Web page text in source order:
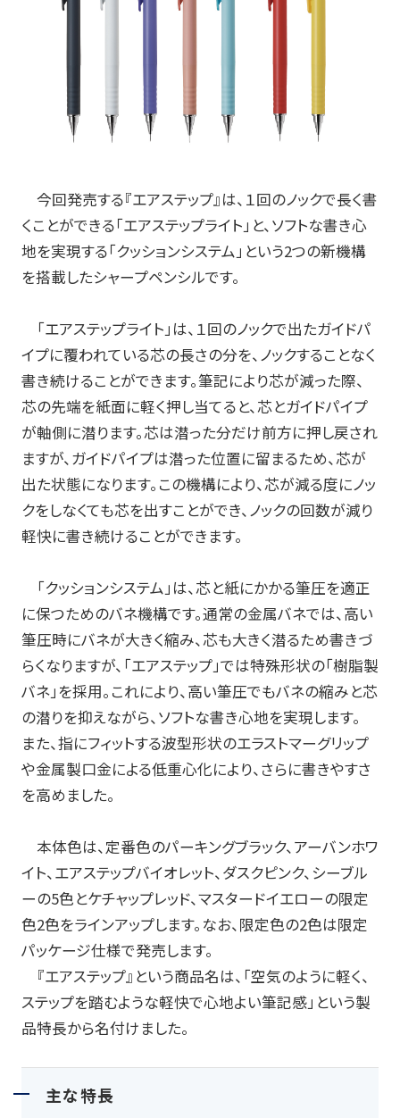
サステナビリティ情報
お知らせ
プレスリリース・新製品情報
ピックアップ
採用情報
よくある質問
お問い合わせ
筆記具修理
使用説明書
使い方動画
かく、がスキ English
今回発売する『エアステップ』は、１回のノックで長く書
くことができる「エアステップライト」と、ソフトな書き心
地を実現する「クッションシステム」という2つの新機構
を搭載したシャープペンシルです。
「エアステップライト」は、１回のノックで出たガイドパ
イプに覆われている芯の長さの分を、ノックすることなく
書き続けることができます。筆記により芯が減った際、
芯の先端を紙面に軽く押し当てると、芯とガイドパイプ
が軸側に潜ります。芯は潜った分だけ前方に押し戻され
ますが、ガイドパイプは潜った位置に留まるため、芯が
出た状態になります。この機構により、芯が減る度にノッ
クをしなくても芯を出すことができ、ノックの回数が減り
軽快に書き続けることができます。
「クッションシステム」は、芯と紙にかかる筆圧を適正
に保つためのバネ機構です。通常の金属バネでは、高い
筆圧時にバネが大きく縮み、芯も大きく潜るため書きづ
らくなりますが、「エアステップ」では特殊形状の「樹脂製
バネ」を採用。これにより、高い筆圧でもバネの縮みと芯
の潜りを抑えながら、ソフトな書き心地を実現します。
また、指にフィットする波型形状のエラストマーグリップ
や金属製口金による低重心化により、さらに書きやすさ
を高めました。
本体色は、定番色のパーキングブラック、アーバンホワ
イト、エアステップバイオレット、ダスクピンク、シーブル
ーの5色とケチャップレッド、マスタードイエローの限定
色2色をラインアップします。なお、限定色の2色は限定
パッケージ仕様で発売します。
『エアステップ』という商品名は、「空気のように軽く、
ステップを踏むような軽快で心地よい筆記感」という製
品特長から名付けました。
主な特長